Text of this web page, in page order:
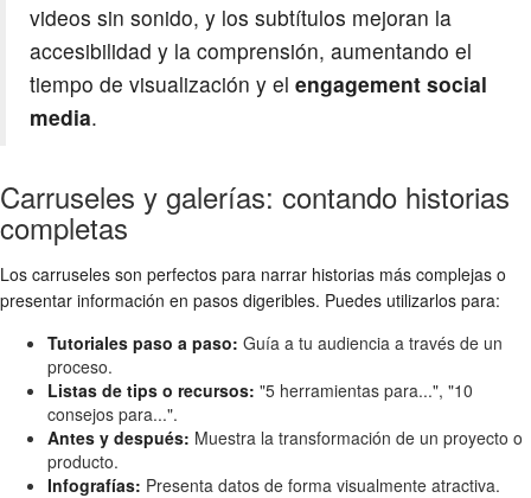
videos sin sonido, y los subtítulos mejoran la
accesibilidad y la comprensión, aumentando el
tiempo de visualización y el engagement social
media.
Carruseles y galerías: contando historias
completas
Los carruseles son perfectos para narrar historias más complejas o
presentar información en pasos digeribles. Puedes utilizarlos para:
Tutoriales paso a paso: Guía a tu audiencia a través de un
proceso.
Listas de tips o recursos: "5 herramientas para...", "10
consejos para...".
Antes y después: Muestra la transformación de un proyecto o
producto.
Infografías: Presenta datos de forma visualmente atractiva.